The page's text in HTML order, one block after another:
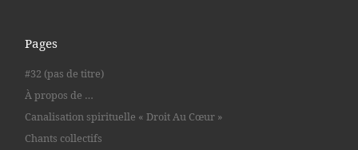
Pages
#32 (pas de titre)
À propos de …
Canalisation spirituelle « Droit Au Cœur »
Chants collectifs